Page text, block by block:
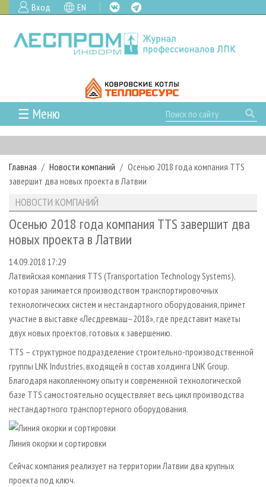
Вход EN
☰ Меню
ГЛАВНАЯ
РУБРИКИ И ТЕМЫ
РУБРИКИ ЖУРНАЛА
ЛЕСНОЕ ХОЗЯЙСТВО
ЛЕСОЗАГОТОВКА
ЛЕСОПИЛЕНИЕ
СУШКА ДРЕВЕСИНЫ
ПРОИЗВОДСТВО ДРЕВЕСНЫХ ПЛИТ
ДЕРЕВЯННОЕ ДОМОСТРОЕНИЕ
ПРОИЗВОДСТВО МЕБЕЛИ
БИОЭНЕРГЕТИКА
ЦБП
ИНСТРУМЕНТ И МАТЕРИАЛЫ
НОВОСТИ
КАЛЕНДАРЬ СОБЫТИЙ
НОВОСТИ ЛПК
НОВОСТИ ЖУРНАЛА
ПРОЕКТЫ ЛПИ
АНАЛИТИКА
ПРЕДПРИЯТИЯ ЛПК
ПЕРСОНЫ
МОБИЛЬНЫЕ ВЫСТАВКИ
ОФИЦИАЛЬНЫЕ ДЕЛЕГАЦИИ
ПРИОРИТЕТНЫЕ ИНВЕСТПРОЕКТЫ
RUSSIAN FORESTRY REVIEW
ГАЗЕТА ЛЕСПРОМФОРУМ
БИБЛИОТЕКА СПЕЦИАЛИСТА
АРХИВ ЖУРНАЛОВ
О ЖУРНАЛЕ
ПОДПИСКА
КОНТАКТЫ
РЕКЛАМОДАТЕЛЯМ
РЕКЛАМА
РЕКЛАМА НА САЙТЕ
Главная Новости компаний
Осенью 2018 года компания TTS
завершит два новых проекта в Латвии
НОВОСТИ КОМПАНИЙ
Осенью 2018 года компания TTS завершит два
новых проекта в Латвии
14.09.2018 17:29
Латвийская компания TTS (Transportation Technology Systems),
которая занимается производством транспортировочных
технологических систeм и нестандартного оборудования, примет
участие в выставке «Лесдревмаш–2018», где представит макеты
двух новых проектов, готовых к завершению.
TTS – структурное подразделение строительно-производственной
группы LNK Industries, входящей в состав холдинга LNK Group.
Благодаря накопленному опыту и современной технологической
базе TTS самостоятельно осуществляет весь цикл производства
нестандартного транспортерного оборудования.
Линия окорки и сортировки
Сейчас компания реализует на территории Латвии два крупных
проекта под ключ.